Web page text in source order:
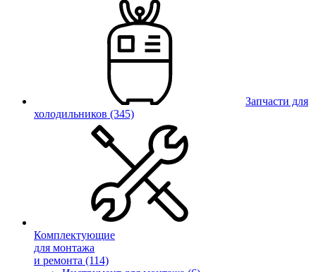
Запчасти для
холодильников (345)
Комплектующие
для монтажа
и ремонта (114)